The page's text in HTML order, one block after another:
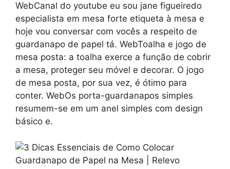
WebCanal do youtube eu sou jane figueiredo
especialista em mesa forte etiqueta à mesa e
hoje vou conversar com vocês a respeito de
guardanapo de papel tá. WebToalha e jogo de
mesa posta: a toalha exerce a função de cobrir
a mesa, proteger seu móvel e decorar. O jogo
de mesa posta, por sua vez, é ótimo para
conter. WebOs porta-guardanapos simples
resumem-se em um anel simples com design
básico e.